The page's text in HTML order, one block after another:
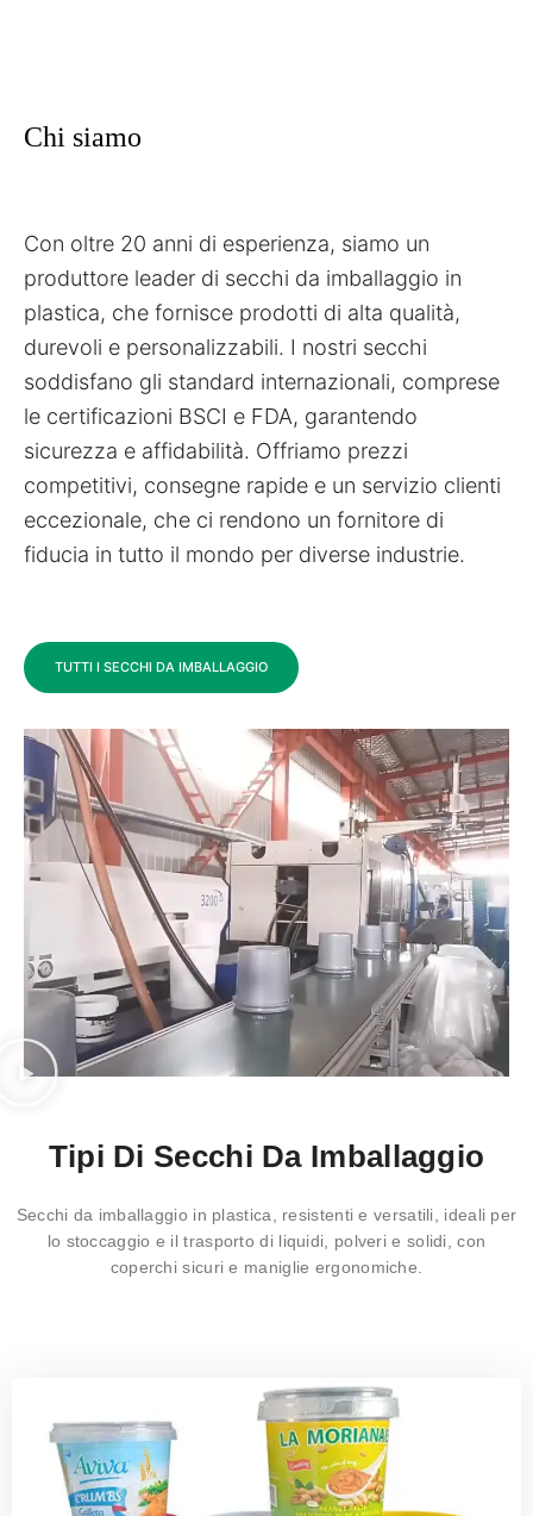
Chi siamo
Con oltre 20 anni di esperienza, siamo un
produttore leader di secchi da imballaggio in
plastica, che fornisce prodotti di alta qualità,
durevoli e personalizzabili. I nostri secchi
soddisfano gli standard internazionali, comprese
le certificazioni BSCI e FDA, garantendo
sicurezza e affidabilità. Offriamo prezzi
competitivi, consegne rapide e un servizio clienti
eccezionale, che ci rendono un fornitore di
fiducia in tutto il mondo per diverse industrie.
TUTTI I SECCHI DA IMBALLAGGIO
Tipi Di Secchi Da Imballaggio
Secchi da imballaggio in plastica, resistenti e versatili, ideali per
lo stoccaggio e il trasporto di liquidi, polveri e solidi, con
coperchi sicuri e maniglie ergonomiche.